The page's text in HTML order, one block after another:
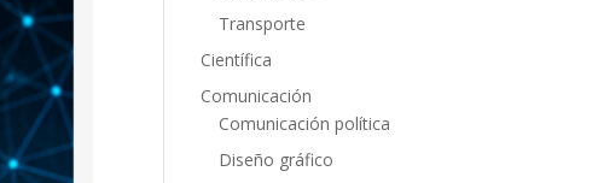
Transporte
Científica
Comunicación
Comunicación política
Diseño gráfico